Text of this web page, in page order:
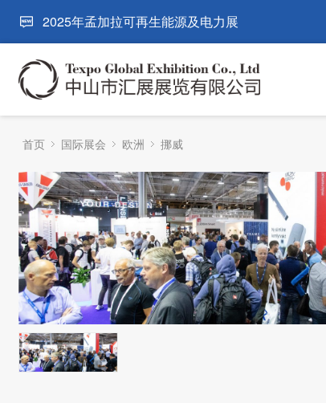
2025年孟加拉可再生能源及电力展
首页 国际展会 欧洲 挪威